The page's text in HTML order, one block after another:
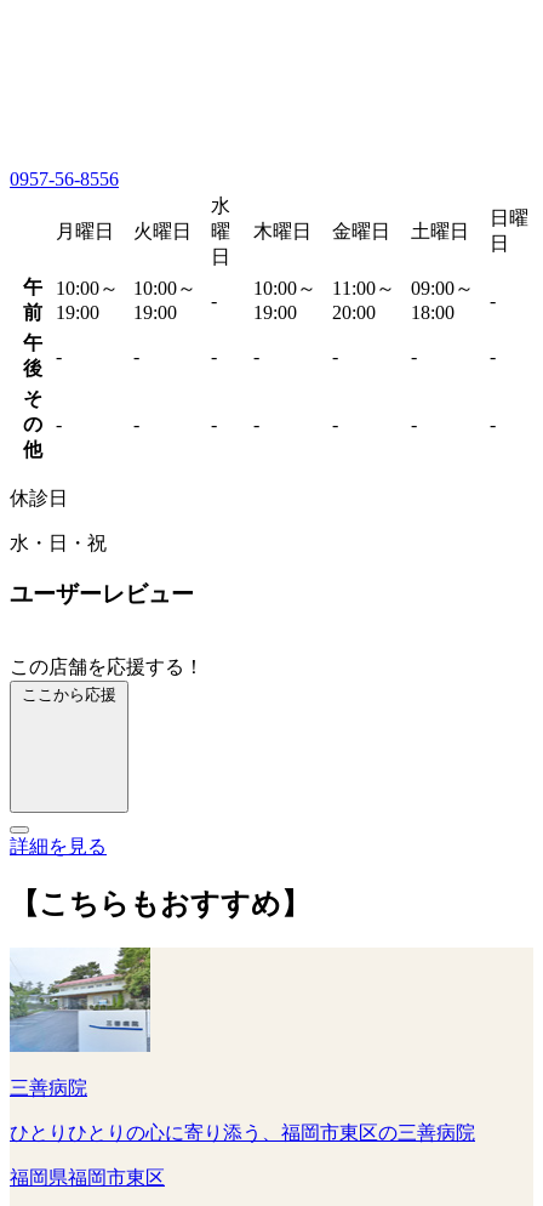
0957-56-8556
月曜日 火曜日
水
曜
日
木曜日 金曜日 土曜日
日曜
日
午
前
10:00～
19:00
10:00～
19:00
-
10:00～
19:00
11:00～
20:00
09:00～
18:00
-
午
後
- - - - - - -
そ
の
他
- - - - - - -
休診日
水・日・祝
ユーザーレビュー
この店舗を応援する！
ここから応援
詳細を見る
【こちらもおすすめ】
三善病院
ひとりひとりの心に寄り添う、福岡市東区の三善病院
福岡県福岡市東区